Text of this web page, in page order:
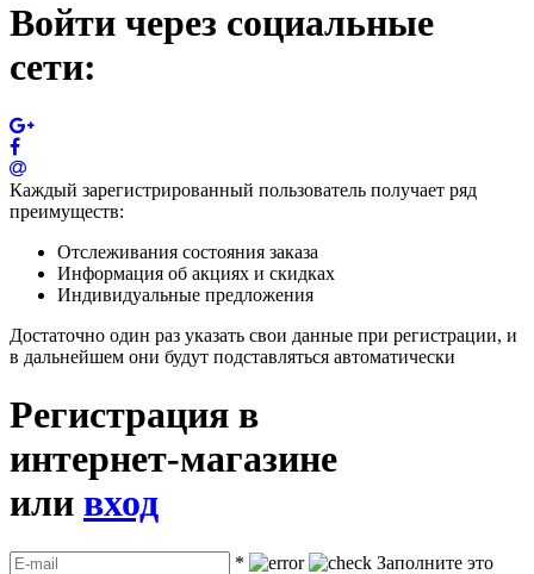
Войти через социальные
сети:
Каждый зарегистрированный пользователь получает ряд
преимуществ:
Отслеживания состояния заказа
Информация об акциях и скидках
Индивидуальные предложения
Достаточно один раз указать свои данные при регистрации, и
в дальнейшем они будут подставляться автоматически
Регистрация в
интернет-магазине
или вход
*
Заполните это